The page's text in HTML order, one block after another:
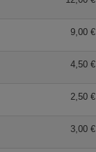
9,00 €
4,50 €
2,50 €
3,00 €